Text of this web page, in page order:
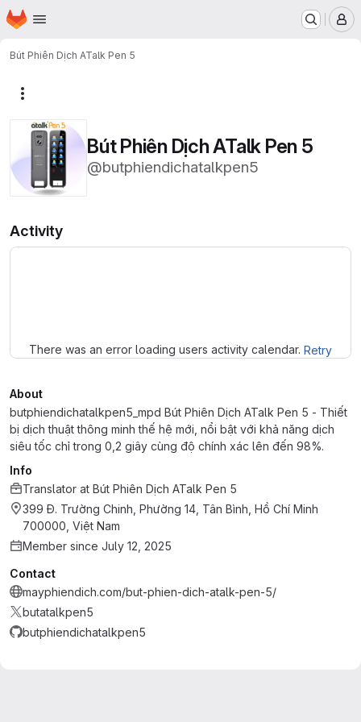
Skip to main content
Homepage
Bút Phiên Dịch ATalk Pen 5
Bút Phiên Dịch ATalk Pen 5
@butphiendichatalkpen5
Activity
There was an error loading users activity calendar. Retry
About
butphiendichatalkpen5_mpd Bút Phiên Dịch ATalk Pen 5 - Thiết
bị dịch thuật thông minh thế hệ mới, nổi bật với khả năng dịch
siêu tốc chỉ trong 0,2 giây cùng độ chính xác lên đến 98%.
Info
Translator at Bút Phiên Dịch ATalk Pen 5
399 Đ. Trường Chinh, Phường 14, Tân Bình, Hồ Chí Minh
700000, Việt Nam
Member since July 12, 2025
Contact
mayphiendich.com/but-phien-dich-atalk-pen-5/
butatalkpen5
butphiendichatalkpen5